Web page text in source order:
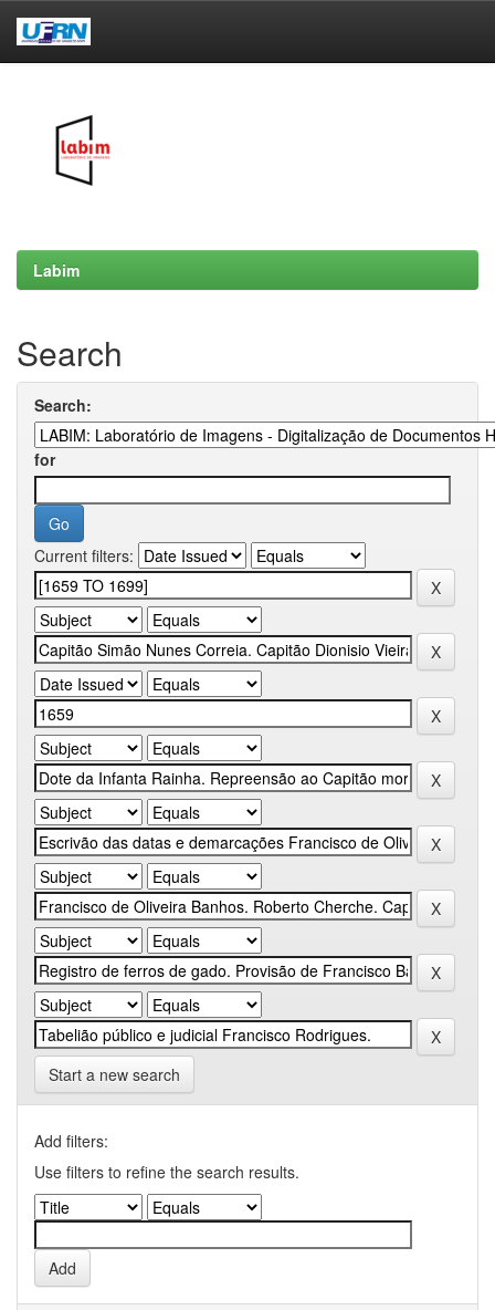
Labim
Search
Search:
for
Current filters:
Start a new search
Add filters:
Use filters to refine the search results.